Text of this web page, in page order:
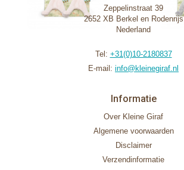
Zeppelinstraat 39
2652 XB Berkel en Rodenrijs
Nederland
Tel: +31(0)10-2180837
E-mail: info@kleinegiraf.nl
Informatie
Over Kleine Giraf
Algemene voorwaarden
Disclaimer
Verzendinformatie